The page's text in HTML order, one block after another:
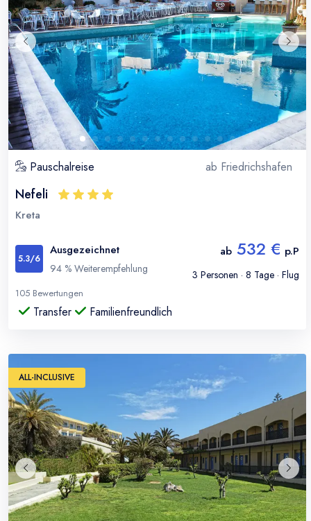
Pauschalreise ab Friedrichshafen
Nefeli
Kreta
5.3/6
Ausgezeichnet
94 % Weiterempfehlung
ab 532 € p.P
3 Personen · 8 Tage · Flug
105 Bewertungen
Transfer Familienfreundlich
ALL-INCLUSIVE